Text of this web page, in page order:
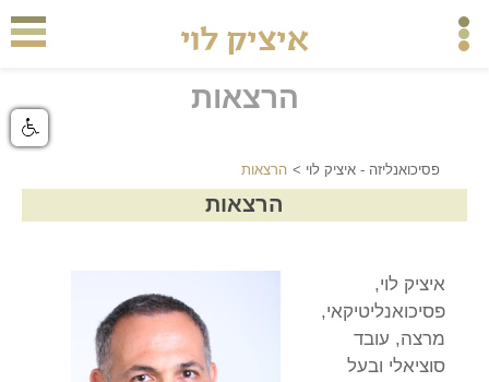
הרצאות
פסיכואנליזה - איציק לוי > הרצאות
הרצאות
איציק לוי,
פסיכואנליטיקאי,
מרצה, עובד
סוציאלי ובעל